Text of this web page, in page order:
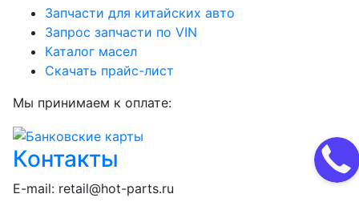
Запчасти для китайских авто
Запрос запчасти по VIN
Каталог масел
Скачать прайс-лист
Мы принимаем к оплате:
Контакты
E-mail: retail@hot-parts.ru